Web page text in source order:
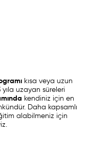
kısa veya uzun
uzayan süreleri
kendiniz için en
Daha kapsamlı
alabilmeniz için